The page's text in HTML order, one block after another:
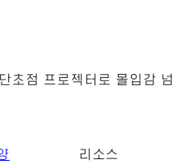
초점 프로젝터로 몰입감
리소스